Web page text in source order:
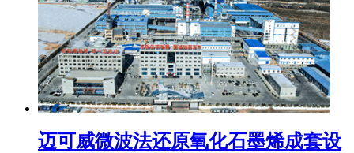
迈可威微波法还原氧化石墨烯成套设